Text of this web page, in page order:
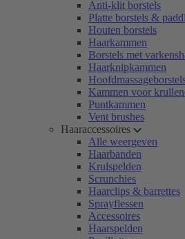
Anti-klit borstels
Platte borstels &
Houten borstels
Haarkammen
Borstels met
Haarknipkammen
Kammen voor
Puntkammen
Vent brushes
Haaraccessoires
Alle weergeven
Haarbanden
Krulspelden
Scrunchies
Haarclips & barrettes
Sprayflessen
Accessoires
Haarspelden